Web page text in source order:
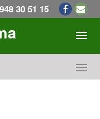
948 30 51 15